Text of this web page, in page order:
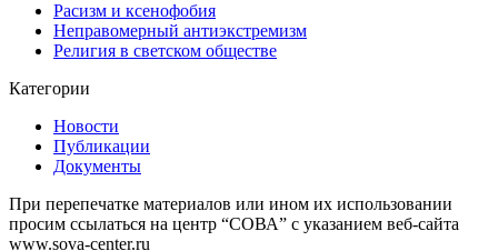
Расизм и ксенофобия
Неправомерный антиэкстремизм
Религия в светском обществе
Категории
Новости
Публикации
Документы
При перепечатке материалов или ином их использовании
просим ссылаться на центр “СОВА” с указанием веб-сайта
www.sova-center.ru